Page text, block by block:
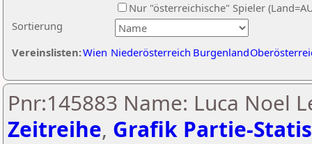
Sortierung
Nur "österreichische" Spieler
Vereinslisten:Wien Niederösterreich Burgenland
Pnr:145883 Name: Luca Noel
Zeitreihe, Grafik Partie-